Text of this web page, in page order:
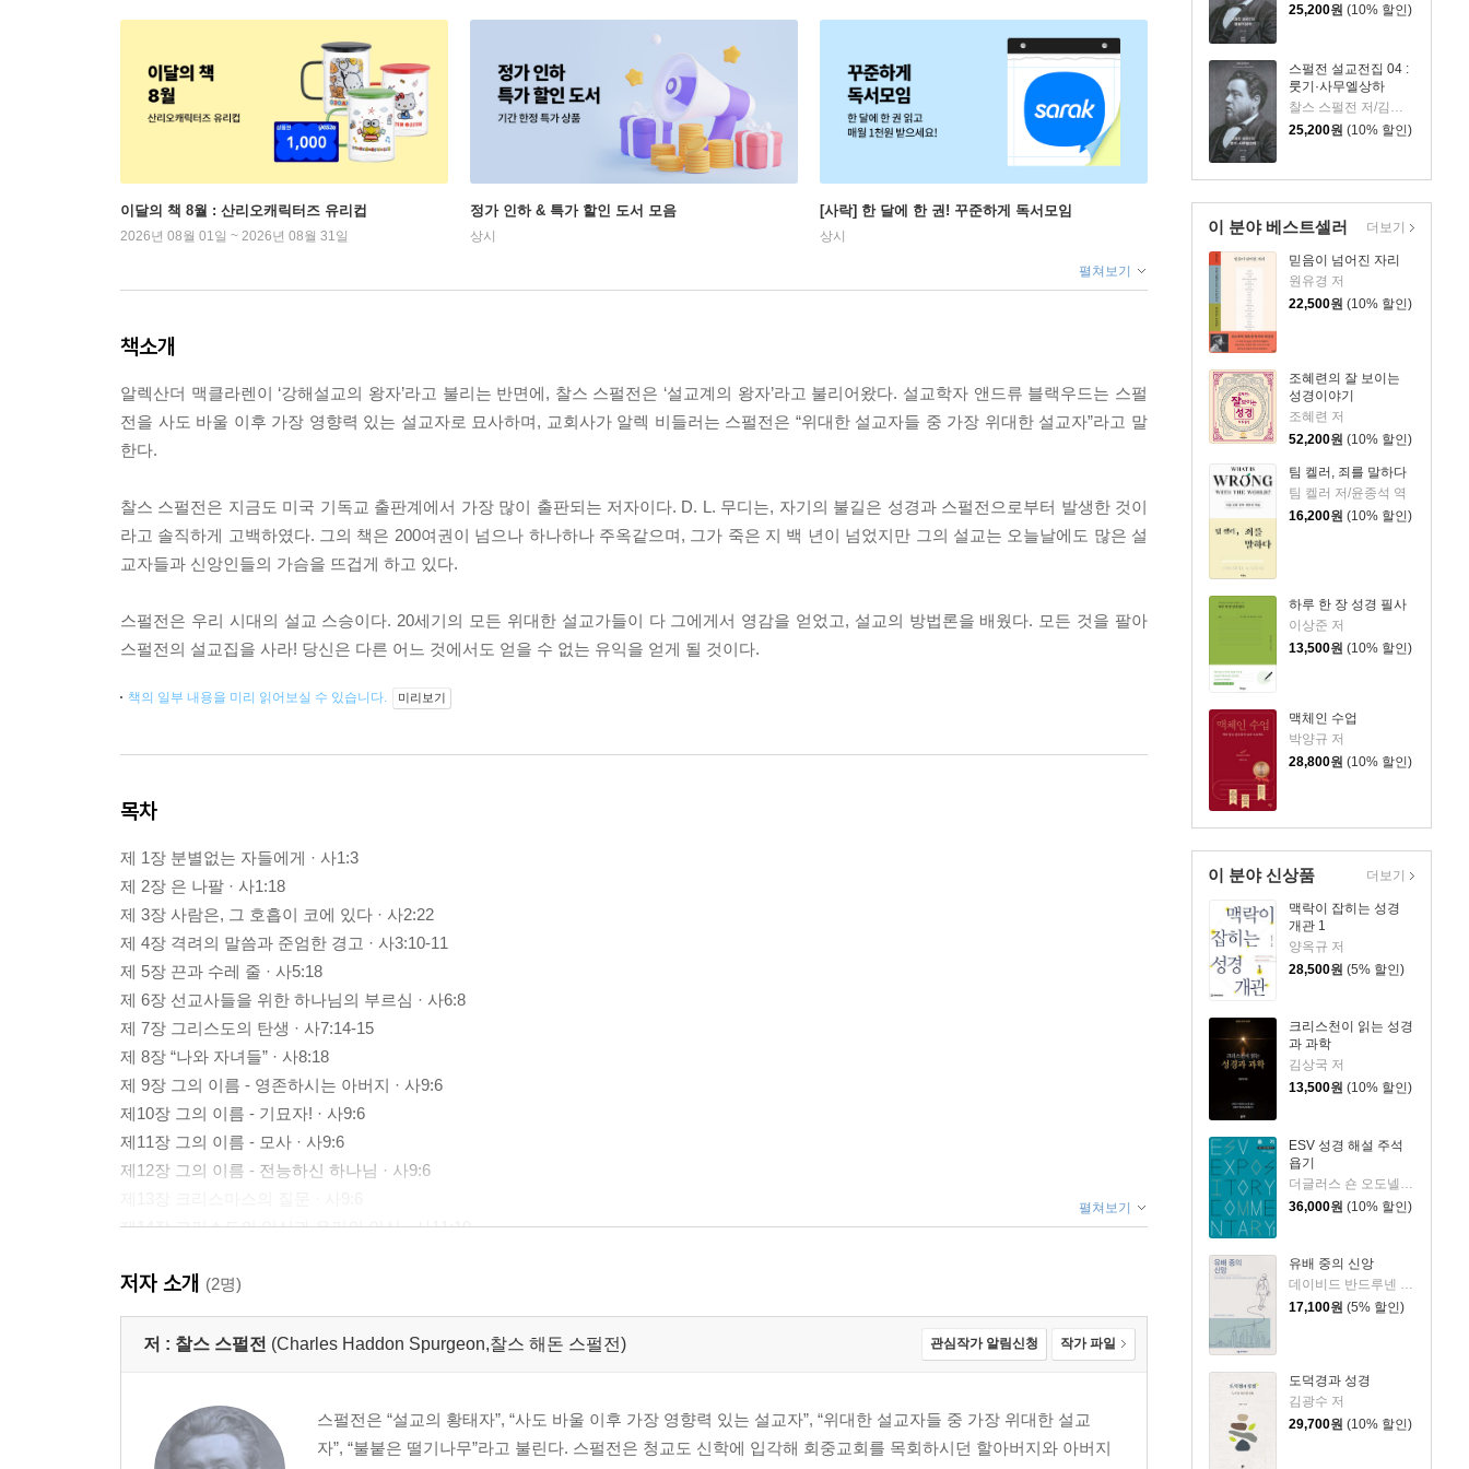
25,200원 (10% 할인)
스펄전 설교전집 04 :
룻기·사무엘상하
25,200원 (10% 할인)
이 분야 베스트셀러
믿음이 넘어진 자리
원유경 저
22,500원 (10% 할인)
조혜련의 잘 보이는
성경이야기
조혜련 저
52,200원 (10% 할인)
팀 켈러, 죄를 말하다
팀 켈러 저/윤종석 역
16,200원 (10% 할인)
하루 한 장 성경 필사
이상준 저
13,500원 (10% 할인)
맥체인 수업
박양규 저
28,800원 (10% 할인)
더보기
이 분야 신상품
맥락이 잡히는 성경
개관 1
양옥규 저
28,500원 (5% 할인)
크리스천이 읽는 성경
과 과학
김상국 저
13,500원 (10% 할인)
ESV 성경 해설 주석
욥기
36,000원 (10% 할인)
유배 중의 신앙
17,100원 (5% 할인)
도덕경과 성경
김광수 저
29,700원 (10% 할인)
더보기
이달의 책 8월 : 산리오캐릭터즈 유리컵
2026년 08월 01일 ~ 2026년 08월 31일
정가 인하 & 특가 할인 도서 모음
상시
[사락] 한 달에 한 권! 꾸준하게 독서모임
상시
펼쳐보기
책소개
알렉산더 맥클라렌이 ‘강해설교의 왕자’라고 불리는 반면에, 찰스 스펄전은 ‘설교계의 왕자’라고 불리어왔다. 설교학자 앤드류 블랙우드는 스펄
전을 사도 바울 이후 가장 영향력 있는 설교자로 묘사하며, 교회사가 알렉 비들러는 스펄전은 “위대한 설교자들 중 가장 위대한 설교자”라고 말
한다.
찰스 스펄전은 지금도 미국 기독교 출판계에서 가장 많이 출판되는 저자이다. D. L. 무디는, 자기의 불길은 성경과 스펄전으로부터 발생한 것이
라고 솔직하게 고백하였다. 그의 책은 200여권이 넘으나 하나하나 주옥같으며, 그가 죽은 지 백 년이 넘었지만 그의 설교는 오늘날에도 많은 설
교자들과 신앙인들의 가슴을 뜨겁게 하고 있다.
스펄전은 우리 시대의 설교 스승이다. 20세기의 모든 위대한 설교가들이 다 그에게서 영감을 얻었고, 설교의 방법론을 배웠다. 모든 것을 팔아
스펄전의 설교집을 사라! 당신은 다른 어느 것에서도 얻을 수 없는 유익을 얻게 될 것이다.
책의 일부 내용을 미리 읽어보실 수 있습니다. 미리보기
목차
제 1장 분별없는 자들에게 · 사1:3
제 2장 은 나팔 · 사1:18
제 3장 사람은, 그 호흡이 코에 있다 · 사2:22
제 4장 격려의 말씀과 준엄한 경고 · 사3:10-11
제 5장 끈과 수레 줄 · 사5:18
제 6장 선교사들을 위한 하나님의 부르심 · 사6:8
제 7장 그리스도의 탄생 · 사7:14-15
제 8장 “나와 자녀들” · 사8:18
제 9장 그의 이름 - 영존하시는 아버지 · 사9:6
제10장 그의 이름 - 기묘자! · 사9:6
제11장 그의 이름 - 모사 · 사9:6
제12장 그의 이름 - 전능하신 하나님 · 사9:6
제14장 그리스도의 안식과 우리의 안식 · 사11:10
제16장 단단한 곳에 박힌 못 · 사22:23-25
제17장 한 성읍의 노래, 그리고 평강의 진주 · 사26:3
제18장 포도원지기 · 사27:3
제21장 죄인들과 성도들을 향한 메시지 · 사30:15
제22장 기다리시는 하나님과 기다리시는 백성 ·사30:18
펼쳐보기
저자 소개 (2명)
저 : 찰스 스펄전 (Charles Haddon Spurgeon,찰스 해돈 스펄전) 관심작가 알림신청 작가 파일
스펄전은 “설교의 황태자”, “사도 바울 이후 가장 영향력 있는 설교자”, “위대한 설교자들 중 가장 위대한 설교
자”, “불붙은 떨기나무”라고 불린다. 스펄전은 청교도 신학에 입각해 회중교회를 목회하시던 할아버지와 아버지